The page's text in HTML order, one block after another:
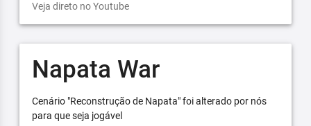
Veja direto no Youtube
Napata War
Cenário "Reconstrução de Napata" foi alterado por nós
para que seja jogável